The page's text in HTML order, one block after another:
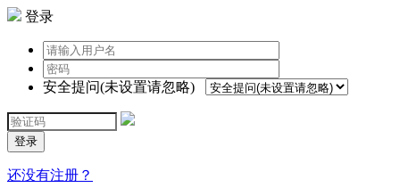
登录
安全提问(未设置请忽略)
登录
还没有注册？